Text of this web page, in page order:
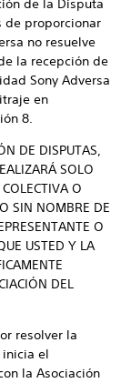
de la Disputa
de proporcionar
no resuelve
la recepción de
Sony Adversa
en
8.
DE DISPUTAS,
SOLO
O
SIN NOMBRE DE
O
USTED Y LA
DEL
resolver la
el
la Asociación